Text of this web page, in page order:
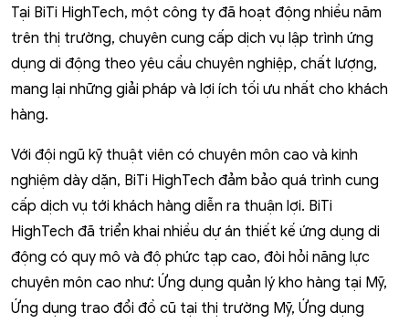
Tại BiTi HighTech, một công ty đã hoạt động nhiều năm
trên thị trường, chuyên cung cấp dịch vụ lập trình ứng
dụng di động theo yêu cầu chuyên nghiệp, chất lượng,
mang lại những giải pháp và lợi ích tối ưu nhất cho khách
hàng.
Với đội ngũ kỹ thuật viên có chuyên môn cao và kinh
nghiệm dày dặn, BiTi HighTech đảm bảo quá trình cung
cấp dịch vụ tới khách hàng diễn ra thuận lợi. BiTi
HighTech đã triển khai nhiều dự án thiết kế ứng dụng di
động có quy mô và độ phức tạp cao, đòi hỏi năng lực
chuyên môn cao như: Ứng dụng quản lý kho hàng tại Mỹ,
Ứng dụng trao đổi đồ cũ tại thị trường Mỹ, Ứng dụng